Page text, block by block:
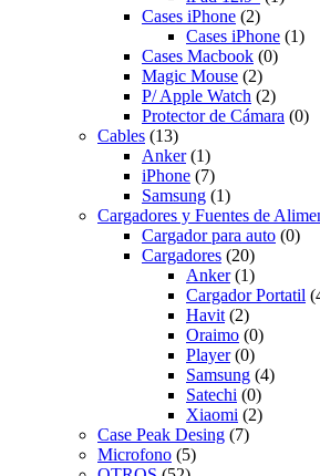
Cases iPhone (2)
Cases iPhone (1)
Cases Macbook (0)
Magic Mouse (2)
P/ Apple Watch (2)
Protector de Cámara (0)
Cables (13)
Anker (1)
iPhone (7)
Samsung (1)
Cargadores y Fuentes de
Cargador para auto (0)
Cargadores (20)
Anker (1)
Cargador Portatil
Havit (2)
Oraimo (0)
Player (0)
Samsung (4)
Satechi (0)
Xiaomi (2)
Case Peak Desing (7)
Microfono (5)